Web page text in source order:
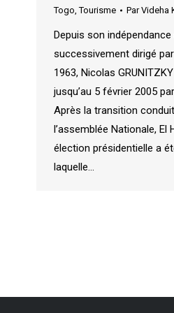
Togo ,Tourisme ParVideha
Depuis son
successivement dirigé par
1963, Nicolas
jusqu’au 5 février 2005
Après la transition
l’assemblée Nationale, El
élection présidentielle a
laquelle…